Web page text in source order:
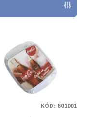
KÓD: 601001